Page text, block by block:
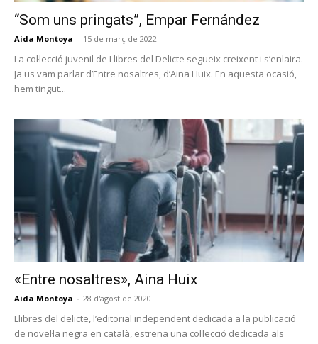
“Som uns pringats”, Empar Fernández
Aida Montoya - 15 de març de 2022
La col·lecció juvenil de Llibres del Delicte segueix creixent i s’enlaira.
Ja us vam parlar d’Entre nosaltres, d’Aina Huix. En aquesta ocasió,
hem tingut...
«Entre nosaltres», Aina Huix
Aida Montoya - 28 d'agost de 2020
Llibres del delicte, l’editorial independent dedicada a la publicació
de novel·la negra en català, estrena una col·lecció dedicada als